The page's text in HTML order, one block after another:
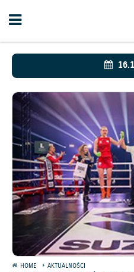
HOME
AKTUALNOŚCI